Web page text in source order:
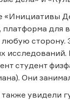
«Инициативы
платформа для
любую сторону.
студент
Они
увидели